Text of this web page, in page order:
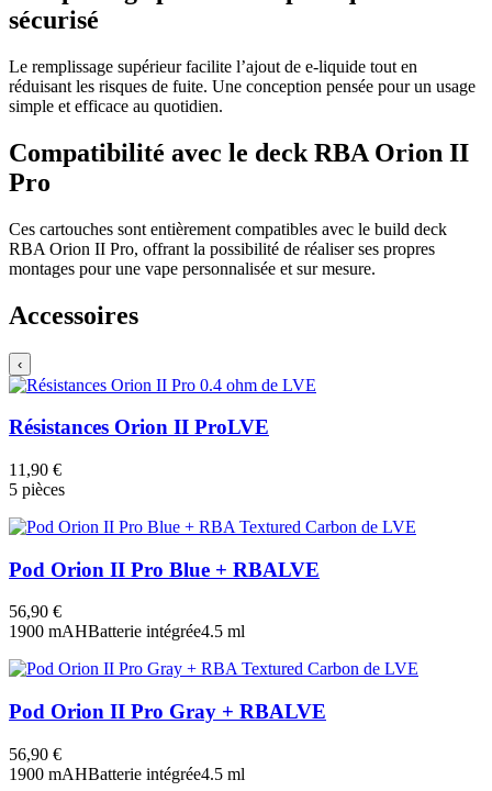
sécurisé
Le remplissage supérieur facilite l’ajout de e-liquide tout en
réduisant les risques de fuite. Une conception pensée pour un usage
simple et efficace au quotidien.
Compatibilité avec le deck RBA Orion II
Pro
Ces cartouches sont entièrement compatibles avec le build deck
RBA Orion II Pro, offrant la possibilité de réaliser ses propres
montages pour une vape personnalisée et sur mesure.
Accessoires
‹
Résistances Orion II ProLVE
11,90 €
5 pièces
Pod Orion II Pro Blue + RBALVE
56,90 €
1900 mAHBatterie intégrée4.5 ml
Pod Orion II Pro Gray + RBALVE
56,90 €
1900 mAHBatterie intégrée4.5 ml